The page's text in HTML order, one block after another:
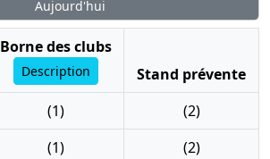
Aujourd'hui
Borne des clubs
Description
Stand prévente
(1)
(2)
(1)
(2)